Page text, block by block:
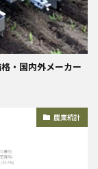
・国内外メーカー
農業統計